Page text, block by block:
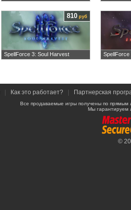
SpellForce 3: Soul Harvest
810 руб
SpellForce
Как это работает? Партнерская
Все продаваемые игры получены по
Мы гарантируем
©